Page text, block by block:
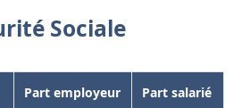
Sociale
Part employeur Part salarié